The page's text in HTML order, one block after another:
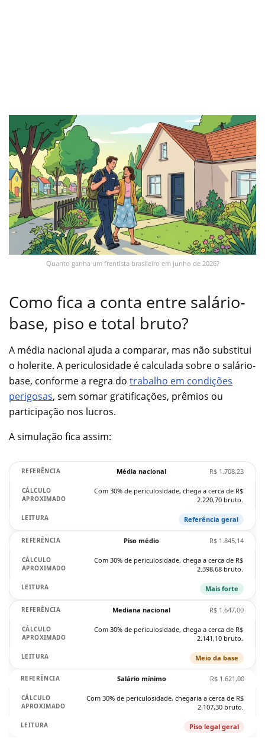
Quanto ganha um frentista brasileiro em junho de 2026?
Como fica a conta entre salário-
base, piso e total bruto?
A média nacional ajuda a comparar, mas não substitui
o holerite. A periculosidade é calculada sobre o salário-
base, conforme a regra do trabalho em condições
perigosas, sem somar gratificações, prêmios ou
participação nos lucros.
A simulação fica assim:
Média nacional R$ 1.708,23
Com 30% de periculosidade, chega a cerca de R$
2.220,70 bruto.
Referência geral
Piso médio R$ 1.845,14
Com 30% de periculosidade, chega a cerca de R$
2.398,68 bruto.
Mais forte
Mediana nacional R$ 1.647,00
Com 30% de periculosidade, chega a cerca de R$
2.141,10 bruto.
Meio da base
Salário mínimo R$ 1.621,00
Com 30% de periculosidade, chegaria a cerca de R$
2.107,30 bruto.
Piso legal geral